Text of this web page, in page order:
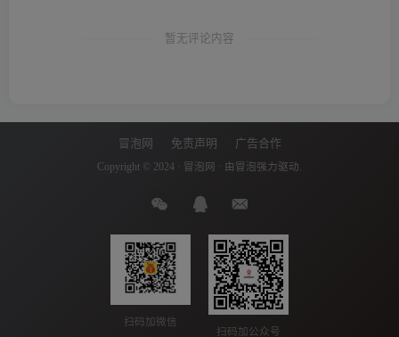
暂无评论内容
冒泡网 免责声明 广告合作
Copyright © 2024 · 冒泡网 · 由 冒泡 强力驱动.
扫码加微信
扫码加公众号